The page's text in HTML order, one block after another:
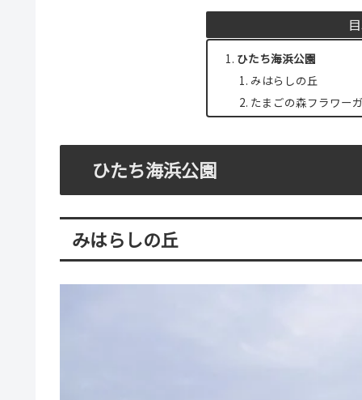
ひたち海浜公園
みはらしの丘
たまごの森フラワー
ひたち海浜公園
みはらしの丘